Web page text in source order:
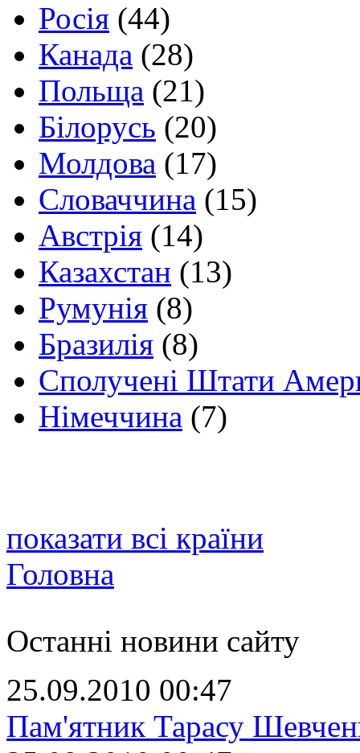
Росія (44)
Канада (28)
Польща (21)
Білорусь (20)
Молдова (17)
Словаччина (15)
Австрія (14)
Казахстан (13)
Румунія (8)
Бразилія (8)
Сполучені Штати
Німеччина (7)
показати всі країни
Головна
Останні новини сайту
25.09.2010 00:47
Пам'ятник Тарасу